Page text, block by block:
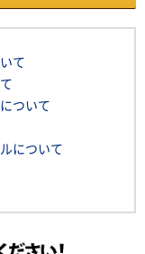
て
ついて
について